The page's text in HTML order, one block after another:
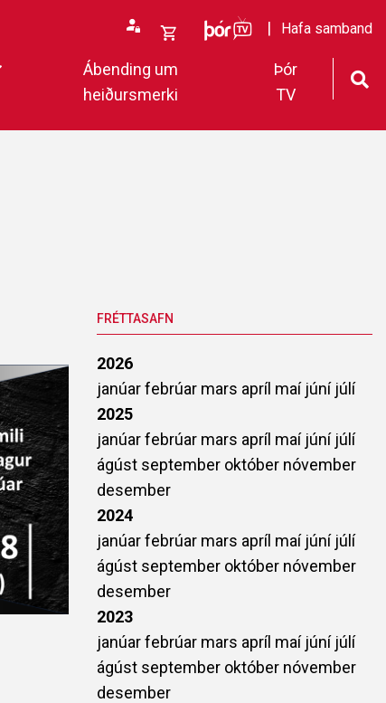
Ábending um
heiðursmerki
Þór
TV
Opna
körfu
ÞórTvHafa samband
FRÉTTASAFN
2026
janúarfebrúar mars apríl maí júní júlí
2025
janúarfebrúar mars apríl maí júní júlí
ágúst september október nóvember
desember
2024
janúarfebrúar mars apríl maí júní júlí
ágúst september október nóvember
desember
2023
janúarfebrúar mars apríl maí júní júlí
ágúst september október nóvember
desember